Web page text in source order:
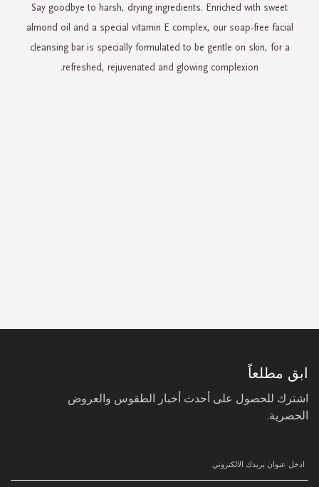
Say goodbye to harsh, drying ingredients. Enriched with sweet
almond oil and a special vitamin E complex, our soap-free facial
cleansing bar is specially formulated to be gentle on skin, for a
refreshed, rejuvenated and glowing complexion.
ابق مطلعاً
اشترك للحصول على أحدث أخبار الطقوس والعروض
الحصرية.